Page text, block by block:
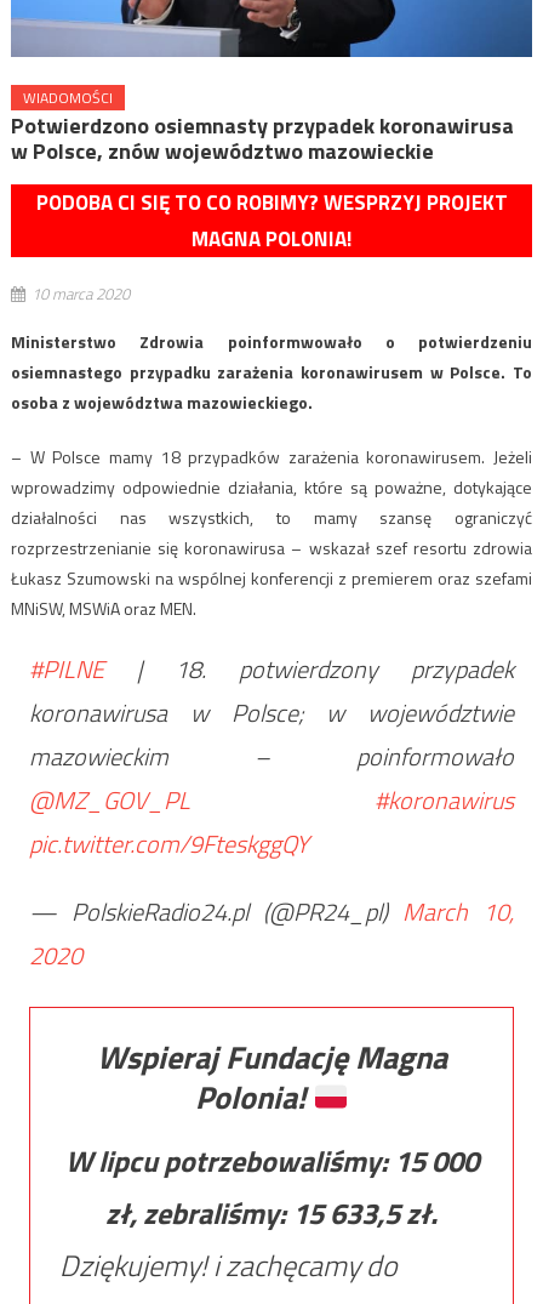
WIADOMOŚCI
Potwierdzono osiemnasty przypadek koronawirusa
w Polsce, znów województwo mazowieckie
PODOBA CI SIĘ TO CO ROBIMY? WESPRZYJ PROJEKT
MAGNA POLONIA!
10 marca 2020
Ministerstwo Zdrowia poinformwowało o potwierdzeniu
osiemnastego przypadku zarażenia koronawirusem w Polsce. To
osoba z województwa mazowieckiego.
– W Polsce mamy 18 przypadków zarażenia koronawirusem. Jeżeli
wprowadzimy odpowiednie działania, które są poważne, dotykające
działalności nas wszystkich, to mamy szansę ograniczyć
rozprzestrzenianie się koronawirusa – wskazał szef resortu zdrowia
Łukasz Szumowski na wspólnej konferencji z premierem oraz szefami
MNiSW, MSWiA oraz MEN.
#PILNE| 18. potwierdzony przypadek
koronawirusa w Polsce; w województwie
mazowieckim – poinformowało
@MZ_GOV_PL
#koronawirus
pic.twitter.com/9FteskggQY
— PolskieRadio24.pl (@PR24_pl) March 10,
2020
Wspieraj Fundację Magna
Polonia!
W lipcu potrzebowaliśmy: 15 000
zł, zebraliśmy: 15 633,5zł.
Dziękujemy! i zachęcamy do